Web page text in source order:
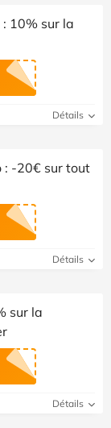
: 10% sur la
Détails
: -20€ sur tout
Détails
sur la
Détails